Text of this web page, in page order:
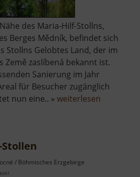
des Maria-Hilf-Stollns,
Berges Mědník, befindet sich
Stollns Gelobtes Land, der im
Země zaslíbená bekannt ist.
Sanierung im Jahr
für Besucher zugänglich
nun eine.. » weiterlesen
/ Böhmisches Erzgebirge